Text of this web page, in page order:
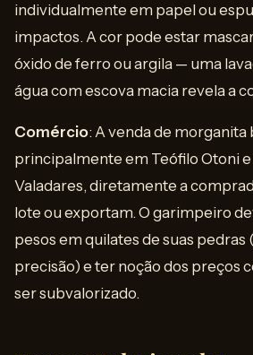
individualmente em papel ou
impactos. A cor pode estar
óxido de ferro ou argila — uma
água com escova macia revela a
Comércio: A venda de
principalmente em Teófilo Otoni
Valadares, diretamente a
lote ou exportam. O garimpeiro
pesos em quilates de suas pedras
precisão) e ter noção dos preços
ser subvalorizado.